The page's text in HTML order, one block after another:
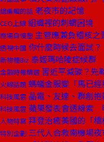
總編輯的話 老夜市的記憶
CEO上線 組織裡的刺蝟困境
商場自慢塾 主管應兼負稽核之
透視中國 你什麼時候去面試？
新物種Biz 泰姬瑪哈陵症候群
金融時報精選 習近平減碳？先
火線話題 螞蟻金服變「馬已
科技風雲 晶電、友達、群創
科技風雲 蘋果發表會透線索
人物特寫 拜登治癒美國的「
特別企劃 三代人合救南機場